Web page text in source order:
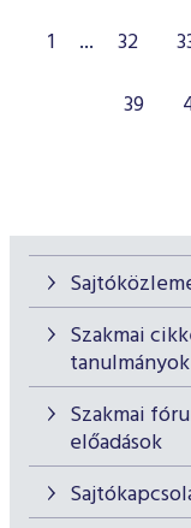
Szakmai
tanulmányok
Szakmai
előadások
1 ... 32
39